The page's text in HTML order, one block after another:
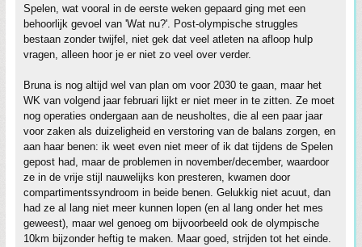
Spelen, wat vooral in de eerste weken gepaard ging met een
behoorlijk gevoel van 'Wat nu?'. Post-olympische struggles
bestaan zonder twijfel, niet gek dat veel atleten na afloop hulp
vragen, alleen hoor je er niet zo veel over verder.
Bruna is nog altijd wel van plan om voor 2030 te gaan, maar het
WK van volgend jaar februari lijkt er niet meer in te zitten. Ze moet
nog operaties ondergaan aan de neusholtes, die al een paar jaar
voor zaken als duizeligheid en verstoring van de balans zorgen, en
aan haar benen: ik weet even niet meer of ik dat tijdens de Spelen
gepost had, maar de problemen in november/december, waardoor
ze in de vrije stijl nauwelijks kon presteren, kwamen door
compartimentssyndroom in beide benen. Gelukkig niet acuut, dan
had ze al lang niet meer kunnen lopen (en al lang onder het mes
geweest), maar wel genoeg om bijvoorbeeld ook de olympische
10km bijzonder heftig te maken. Maar goed, strijden tot het einde.